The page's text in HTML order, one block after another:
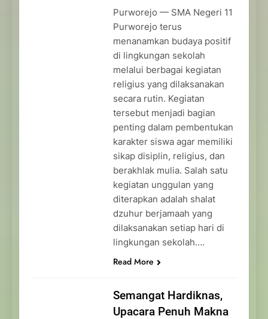
Purworejo — SMA Negeri 11
Purworejo terus
menanamkan budaya positif
di lingkungan sekolah
melalui berbagai kegiatan
religius yang dilaksanakan
secara rutin. Kegiatan
tersebut menjadi bagian
penting dalam pembentukan
karakter siswa agar memiliki
sikap disiplin, religius, dan
berakhlak mulia. Salah satu
kegiatan unggulan yang
diterapkan adalah shalat
dzuhur berjamaah yang
dilaksanakan setiap hari di
lingkungan sekolah….
Read More
Semangat Hardiknas,
Upacara Penuh Makna